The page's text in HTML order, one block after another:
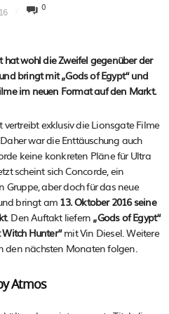
0
wohl die Zweifel gegenüber der
bringt mit „Gods of Egypt“ und
im neuen Format auf den Markt.
exklusiv die Lionsgate Filme
war die Enttäuschung auch
keine konkreten Pläne für Ultra
scheint sich Concorde, ein
Gruppe, aber doch für das neue
bringt am 13. Oktober 2016 seine
. Den Auftakt liefern „Gods of Egypt“
Witch Hunter“mit Vin Diesel. Weitere
den nächsten Monaten folgen.
Atmos